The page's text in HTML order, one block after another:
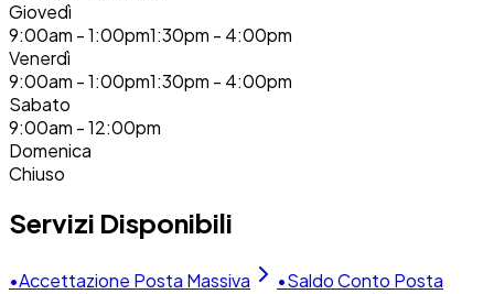
Giovedì
9:00am - 1:00pm1:30pm - 4:00pm
Venerdì
9:00am - 1:00pm1:30pm - 4:00pm
Sabato
9:00am - 12:00pm
Domenica
Chiuso
Servizi Disponibili
•Accettazione Posta Massiva •Saldo Conto Posta